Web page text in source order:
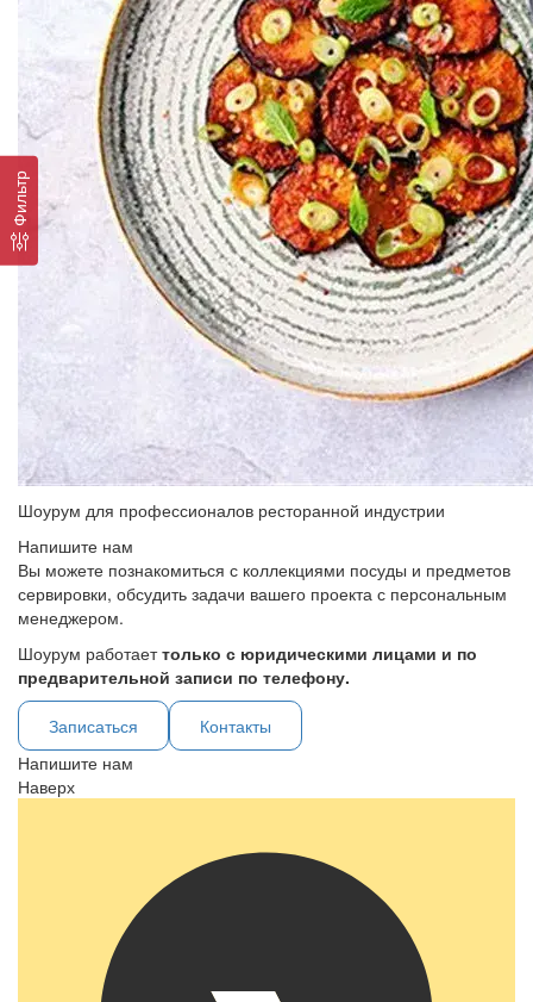
Фильтр
Шоурум для профессионалов ресторанной индустрии
Напишите нам
Вы можете познакомиться с коллекциями посуды и предметов
сервировки, обсудить задачи вашего проекта с персональным
менеджером.
Шоурум работаеттолько с юридическими лицами и по
предварительной записи по телефону.
Записаться
Контакты
Напишите нам
Наверх